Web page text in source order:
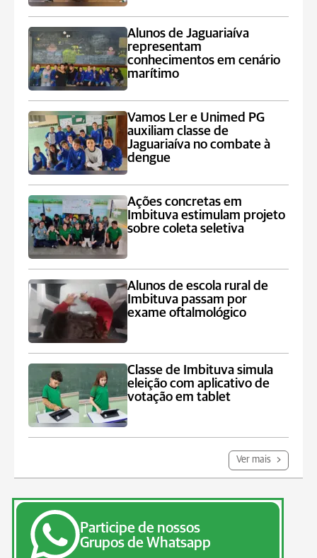
Alunos de Jaguariaíva
representam
conhecimentos em cenário
marítimo
Vamos Ler e Unimed PG
auxiliam classe de
Jaguariaíva no combate à
dengue
Ações concretas em
Imbituva estimulam projeto
sobre coleta seletiva
Alunos de escola rural de
Imbituva passam por
exame oftalmológico
Classe de Imbituva simula
eleição com aplicativo de
votação em tablet
Ver mais
Participe de nossos
Grupos de Whatsapp